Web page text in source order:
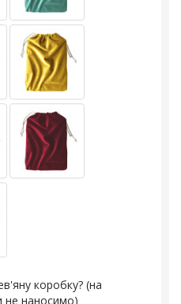
коробку? (на
не наносимо)